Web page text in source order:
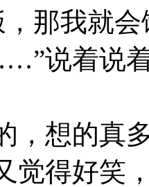
那我就
说着说
，想的真
觉得好笑